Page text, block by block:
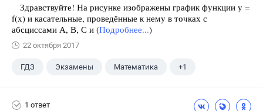
Здравствуйте! На рисунке изображены график функции у =
f(х) и касательные, проведённые к нему в точках с
абсциссами А, В, С и (Подробнее...)
22 октября 2017
ГДЗ Экзамены Математика +1
1 ответ